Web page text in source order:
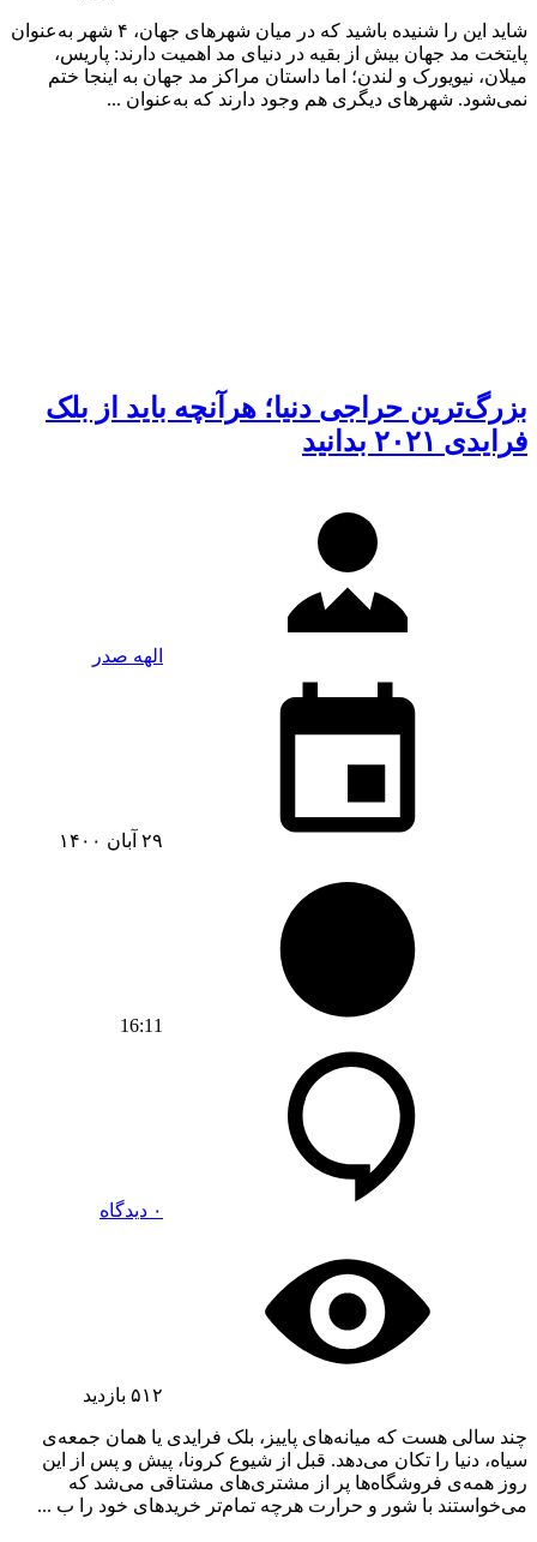
شاید این را شنیده باشید که در میان شهرهای جهان، ۴ شهر به‌عنوان
پایتخت مد جهان بیش از بقیه در دنیای مد اهمیت دارند: پاریس،
میلان، نیویورک و لندن؛ اما داستان مراکز مد جهان به اینجا ختم
نمی‌شود. شهرهای دیگری هم وجود دارند که به‌عنوان ...
بزرگ‌ترین حراجی دنیا؛ هرآنچه باید از بلک
فرایدی ۲۰۲۱ بدانید
الهه صدر
۲۹ آبان ۱۴۰۰
16:11
۰ دیدگاه
۵۱۲ بازدید
چند سالی هست که میانه‌های پاییز، بلک فرایدی یا همان جمعه‌ی
سیاه، دنیا را تکان می‌دهد. قبل از شیوع کرونا، پیش و پس از این
روز همه‌‌ی فروشگاه‌ها پر از مشتری‌های مشتاقی می‌شد که
می‌خواستند با شور و حرارت هرچه تمام‌تر خریدهای خود را ب ...